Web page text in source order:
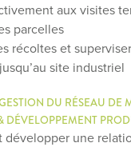
aux visites
parcelles
récoltes et
site industriel
DU RÉSEAU DE
DÉVELOPPEMENT
développer une